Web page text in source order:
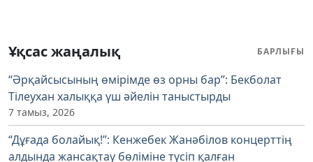
Ұқсас жаңалық БАРЛЫҒЫ
“Әрқайсысының өмірімде өз орны бар”: Бекболат
Тілеухан халыққа үш әйелін таныстырды
7 тамыз, 2026
“Дұғада болайық!”: Кенжебек Жанәбілов концерттің
алдында жансақтау бөліміне түсіп қалған